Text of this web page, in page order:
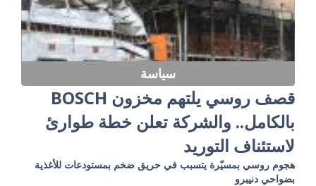
سياسة
قصف روسي يلتهم مخزون BOSCH
بالكامل.. والشركة تعلن خطة طوارئ
لاستئناف التوريد
هجوم روسي بمسيّرة يتسبب في حريق ضخم بمستودعات للأغذية
بضواحي دنيبرو